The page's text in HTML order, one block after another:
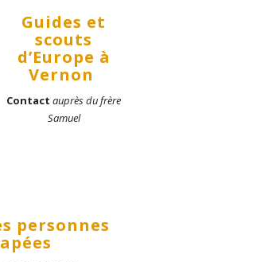
Guides et
scouts
d’Europe à
Vernon
Contact auprès du frère
Samuel
personnes